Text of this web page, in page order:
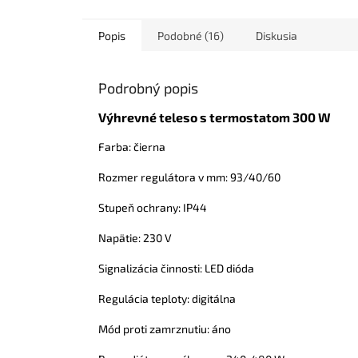
Popis Podobné (16) Diskusia
Podrobný popis
Výhrevné teleso s termostatom 300 W
Farba: čierna
Rozmer regulátora v mm: 93/40/60
Stupeň ochrany: IP44
Napätie: 230 V
Signalizácia činnosti: LED dióda
Regulácia teploty: digitálna
Mód proti zamrznutiu: áno